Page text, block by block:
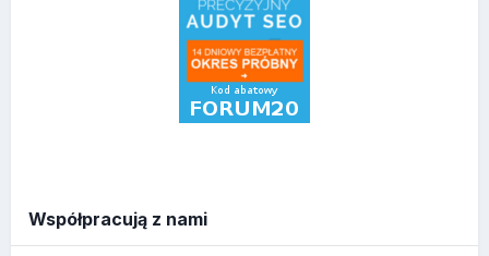
Współpracują z nami